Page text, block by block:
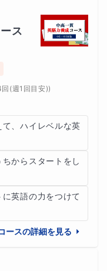
ス
回(週1回目安))
、ハイレベルな英
からスタートをし
英語の力をつけて
ースの詳細を見る